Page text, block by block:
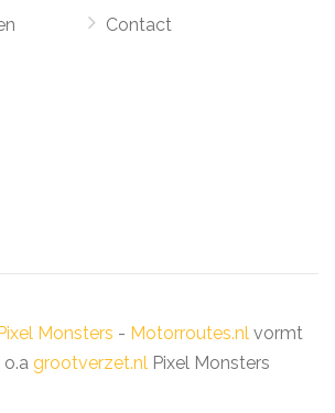
Contact
Monsters - Motorroutes.nlvormt
grootverzet.nlPixel Monsters